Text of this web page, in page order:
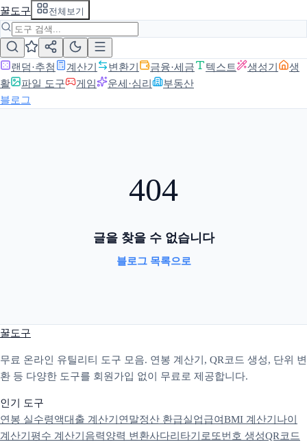
꿀도구 전체보기
랜덤·추첨 계산기 변환기 금융·세금 텍스트 생성기
생
활
파일 도구 게임 운세·심리
부동산
블로그
404
글을 찾을 수 없습니다
블로그 목록으로
꿀도구
무료 온라인 유틸리티 도구 모음. 연봉 계산기, QR코드 생성, 단위 변
환 등 다양한 도구를 회원가입 없이 무료로 제공합니다.
인기 도구
연봉 실수령액대출 계산기 연말정산 환급실업급여BMI 계산기 나이
계산기 평수 계산기 음력양력 변환사다리타기 로또번호 생성QR코드